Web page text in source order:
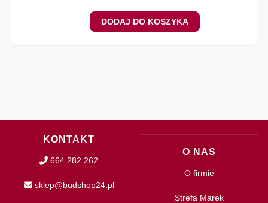
DODAJ DO KOSZYKA
KONTAKT
664 282 262
sklep@budshop24.pl
O NAS
O firmie
Strefa Marek